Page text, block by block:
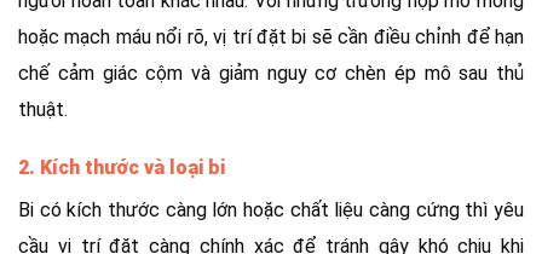
hoặc mạch máu nổi rõ, vị trí đặt bi sẽ cần điều chỉnh để hạn
chế cảm giác cộm và giảm nguy cơ chèn ép mô sau thủ
thuật.
2. Kích thước và loại bi
Bi có kích thước càng lớn hoặc chất liệu càng cứng thì yêu
cầu vị trí đặt càng chính xác để tránh gây khó chịu khi